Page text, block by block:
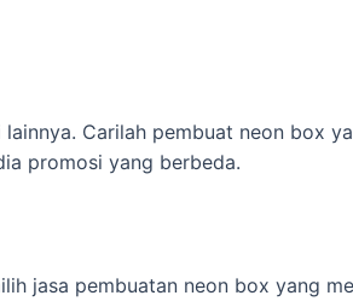
Carilah pembuat neon box
promosi yang berbeda.
jasa pembuatan neon box yang